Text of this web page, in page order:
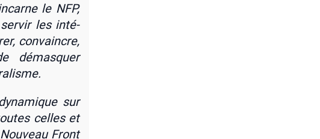
le NFP,
les inté­
convaincre,
démas­quer
sur
celles et
Front